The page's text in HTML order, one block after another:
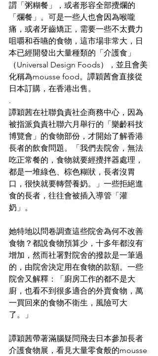
謂「粥糊餐」，或者形容全部攪爛的
「爛餐」。可是一些人也會因為喉嚨
痛，或者牙齒矯正，需要一些不太費力
咀嚼和吞嚥的食物，這市場非常大，日
本已經開發出大量種類的「介護食」
（Universal Design Foods），並且會美
化稱為mousse food。譚穎茜會直接從
日本訂購，在香港出售。
.
譚穎茜在社聯負責社企商務中心，因為
被指派負責社聯六月舉行的「樂齡科技
博覽會」的食物部份，才開始了解香港
長者的飲食問題。「我們去院舍，無法
吃正常餐的，食物就要經攪拌器處理，
都是一堆綠色、棕色糊狀，長者沒胃
口，很快就要轉營養奶。」一些拒絕進
食的長者，往往會被插入導管「灌
奶」。
她特地以問卷調查這些院舍為何不改善
食物？都說食物預算少，十多年都沒有
增加，然而社署對院舍的撥款是一筆過
的，由院舍決定用在食物的款額。一些
院舍又解釋：「廚房工作的都不是大
廚，也看不到很多適合的外賣食物，萬
一買回來的食物不衛生，風險可大
了。」
譚穎茜帶著滿腦疑問飛去日本參加長者
介護食物展，看見大量零食般的mousse